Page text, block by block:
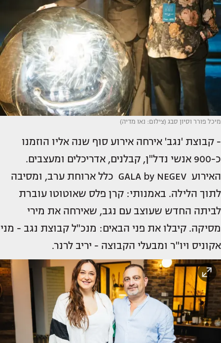
מיכל פורר וסיון סבג (צילום: נאו מדיה)
- קבוצת 'נגב' אירחה אירוע סוף שנה אליו הוזמנו
כ-900 אנשי נדל"ן, קבלנים, אדריכלים ומעצבים.
האירוע GALA by NEGEV כלל ארוחת ערב, ומסיבה
לתוך הלילה. באמנותי: קרן פלס שאוטוטו עוברת
לביתה החדש שעוצב עם נגב, שאירחה את מירי
מסיקה. קיבלו את פני הבאים: מנכ"ל קבוצת נגב - מני
אקוניס ויו"ר ומבעלי הקבוצה - יריב לרנר.